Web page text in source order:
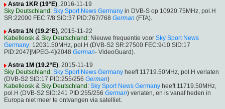
Astra 1KR (19°E), 2016-11-19
Sky Deutschland : Sky Sport News Germany in DVB-S op 10920.75MHz, pol.H
SR:22000 FEC:7/8 SID:37 PID:767/768 German (FTA).
Astra 1N (19.2°E), 2015-11-22
Kabelkiosk & Sky Deutschland : Nieuwe frequentie voor Sky Sport News
Germany: 12031.50MHz, pol.H (DVB-S2 SR:27500 FEC:9/10 SID:17
PID:2047[MPEG-4]/2048 German- VideoGuard).
Astra 1M (19.2°E), 2015-11-19
Sky Deutschland : Sky Sport News Germany heeft 11719.50MHz, pol.H verlaten
(DVB-S2 SID:17 PID:255/256 German)
Kabelkiosk & Sky Deutschland : Sky Sport News Germany heeft 11719.50MHz,
pol.H (DVB-S2 SID:241 PID:255/256 German) verlaten, en is vanaf heden in
Europa niet meer te ontvangen via satelliet.